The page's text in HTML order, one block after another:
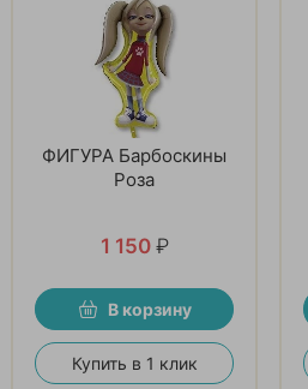
ФИГУРА Барбоскины
Роза
1 150 ₽
В корзину
Купить в 1 клик